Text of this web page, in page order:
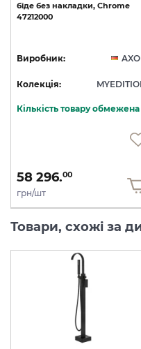
біде без накладки, Chrome
47212000
Виробник:
Колекція:
Кількість товару обмежена
58 296.00
грн/шт
Товари, схожі за